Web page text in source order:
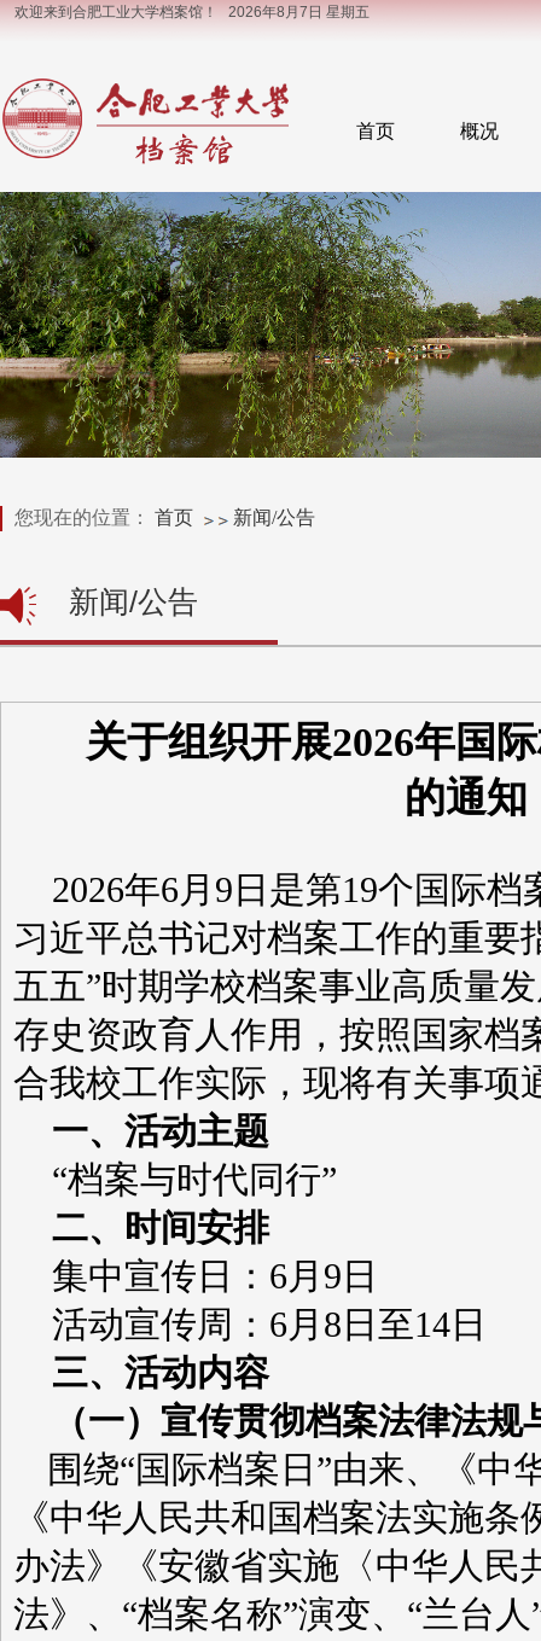
欢迎来到合肥工业大学档案馆！ 2026年8月7日 星期五
首页 概况
您现在的位置： 首页 新闻/公告
新闻/公告
关于组织开展2026年国
的通知
2026年6 月 9日是第19个国际档
习近平总书记对档案工作的重要
五五”时期学校档案事业高质量
存史资政育人作用，按照国家档
合我校工作实际，现将有关事项
一、活动主题
“档案与时代同行”
二、时间安排
集中宣传日：6月9日
活动宣传周：6月8日至14日
三、活动内容
（一）宣传贯彻档案法律法规
围绕“国际档案日”由来、《中
《中华人民共和国档案法实施
办法》《安徽省实施〈中华人民
法》、“档案名称”演变、“兰台